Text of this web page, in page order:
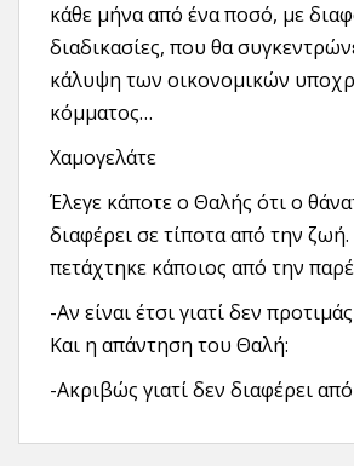
κάθε μήνα από ένα ποσό, με
διαδικασίες, που θα
κάλυψη των οικονομικών
κόμματος…
Χαμογελάτε
Έλεγε κάποτε ο Θαλής ότι ο
διαφέρει σε τίποτα από την
πετάχτηκε κάποιος από την
-Αν είναι έτσι γιατί δεν
Και η απάντηση του Θαλή:
-Ακριβώς γιατί δεν διαφέρει